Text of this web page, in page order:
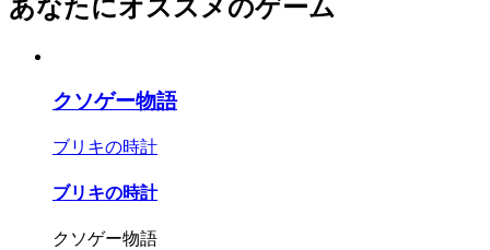
あなたにオススメのゲーム
クソゲー物語
ブリキの時計
ブリキの時計
クソゲー物語